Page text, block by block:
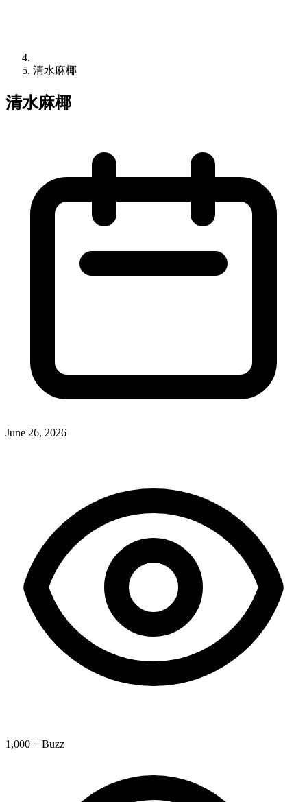
清水麻椰
清水麻椰
June 26, 2026
1,000 + Buzz